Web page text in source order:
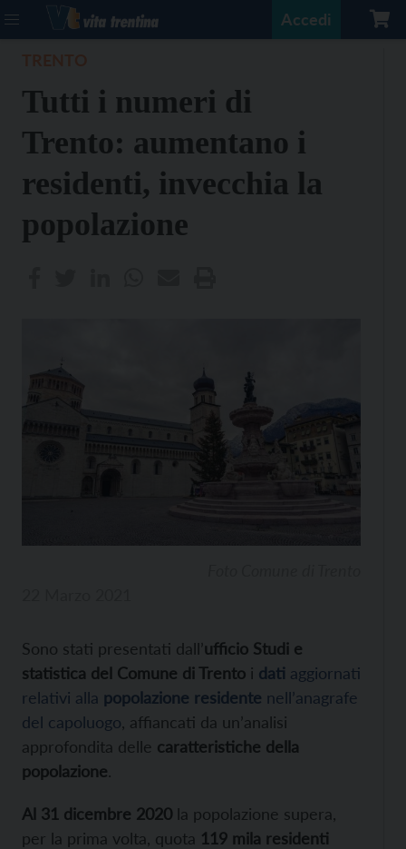
Accedi
Tutti i numeri di
Trento: aumentano i
residenti, invecchia la
popolazione
Sono stati presentati dall’ufficio Studi e
statistica del Comune di Trento i dati aggiornati
relativi alla popolazione residente nell’anagrafe
del capoluogo , affiancati da un’analisi
approfondita delle caratteristiche della
popolazione.
Al 31 dicembre 2020 la popolazione supera,
per la prima volta, quota 119 mila residenti